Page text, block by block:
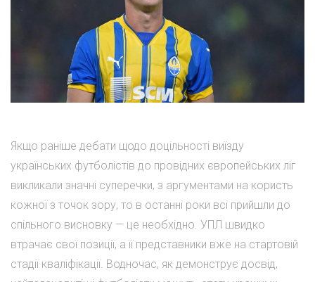
Якщо раніше дебати щодо доцільності виїзду
українських футболістів до провідних європейських ліг
викликали значні суперечки, з аргументами на користь
кожної з точок зору, то в останні роки всі прийшли до
спільного висновку — це необхідно. УПЛ швидко
втрачає свої позиції, а її представники вже на стартовій
стадії кваліфікації. Водночас, як демонструє досвід,